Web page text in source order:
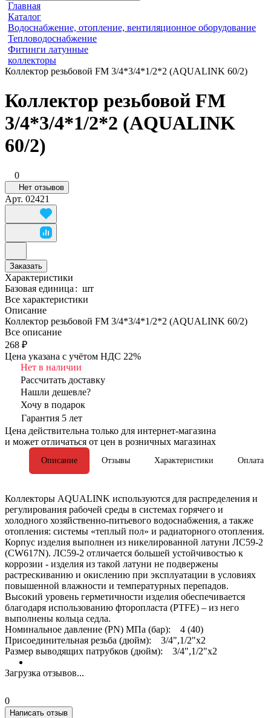
Главная
Каталог
Водоснабжение, отопление, вентиляционное оборудование
Тепловодоснабжение
Фитинги латунные
коллекторы
Коллектор резьбовой FМ 3/4*3/4*1/2*2 (AQUALINK 60/2)
Коллектор резьбовой FМ
3/4*3/4*1/2*2 (AQUALINK
60/2)
0
Нет отзывов
Арт. 02421
Заказать
Характеристики
Базовая единица : шт
Все характеристики
Описание
Коллектор резьбовой FМ 3/4*3/4*1/2*2 (AQUALINK 60/2)
Все описание
268 ₽
Цена указана с учётом НДС 22%
Нет в наличии
Рассчитать доставку
Нашли дешевле?
Хочу в подарок
Гарантия 5 лет
Цена действительна только для интернет-магазина
и может отличаться от цен в розничных магазинах
Описание Отзывы Характеристики Оплата
Коллекторы AQUALINK используются для распределения и
регулирования рабочей среды в системах горячего и
холодного хозяйственно-питьевого водоснабжения, а также
отопления: системы «теплый пол» и радиаторного отопления.
Корпус изделия выполнен из никелированной латуни ЛС59-2
(CW617N). ЛС59-2 отличается большей устойчивостью к
коррозии - изделия из такой латуни не подвержены
растрескиванию и окислению при эксплуатации в условиях
повышенной влажности и температурных перепадов.
Высокий уровень герметичности изделия обеспечивается
благодаря использованию фторопласта (PTFE) – из него
выполнены кольца седла.
Номинальное давление (PN) МПа (бар): 4 (40)
Присоединительная резьба (дюйм): 3/4",1/2"х2
Размер выводящих патрубков (дюйм): 3/4",1/2"х2
Загрузка отзывов...
0
Написать отзыв